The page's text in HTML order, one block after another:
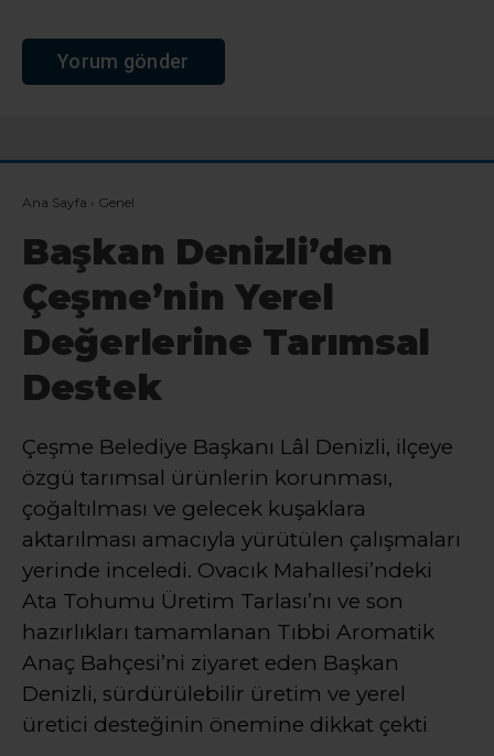
Ana Sayfa › Genel
Başkan Denizli’den
Çeşme’nin Yerel
Değerlerine Tarımsal
Destek
Çeşme Belediye Başkanı Lâl Denizli, ilçeye
özgü tarımsal ürünlerin korunması,
çoğaltılması ve gelecek kuşaklara
aktarılması amacıyla yürütülen çalışmaları
yerinde inceledi. Ovacık Mahallesi’ndeki
Ata Tohumu Üretim Tarlası’nı ve son
hazırlıkları tamamlanan Tıbbi Aromatik
Anaç Bahçesi’ni ziyaret eden Başkan
Denizli, sürdürülebilir üretim ve yerel
üretici desteğinin önemine dikkat çekti